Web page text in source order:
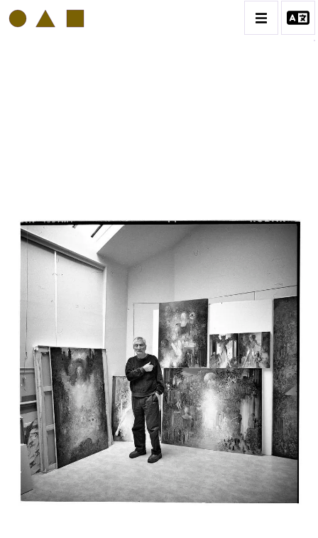
VOL. 1: PORTRAITS D'ARTISTES
VOL. 2: COLLAGES
VOL. 3 : ATELIERS D'ARTISTES
CONTACT